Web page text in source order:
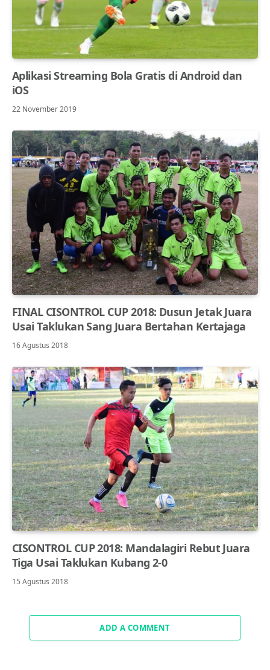
Aplikasi Streaming Bola Gratis di Android dan
iOS
22 November 2019
FINAL CISONTROL CUP 2018: Dusun Jetak Juara
Usai Taklukan Sang Juara Bertahan Kertajaga
16 Agustus 2018
CISONTROL CUP 2018: Mandalagiri Rebut Juara
Tiga Usai Taklukan Kubang 2-0
15 Agustus 2018
ADD A COMMENT